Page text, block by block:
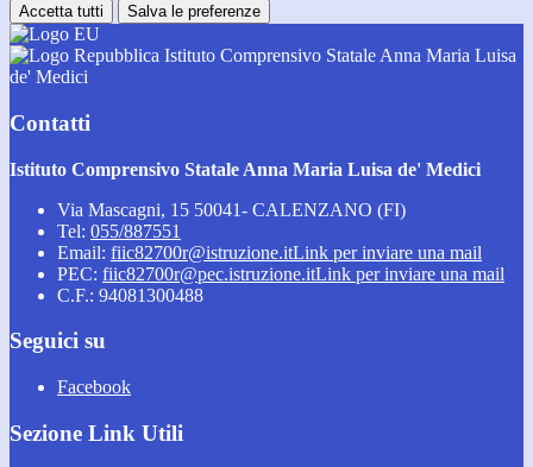
Accetta tutti Salva le preferenze
Istituto Comprensivo Statale Anna Maria Luisa
de' Medici
Contatti
Istituto Comprensivo Statale Anna Maria Luisa de' Medici
Via Mascagni, 15 50041- CALENZANO (FI)
Tel: 055/887551
Email: fiic82700r@istruzione.itLink per inviare una mail
PEC: fiic82700r@pec.istruzione.itLink per inviare una mail
C.F.: 94081300488
Seguici su
Facebook
Sezione Link Utili